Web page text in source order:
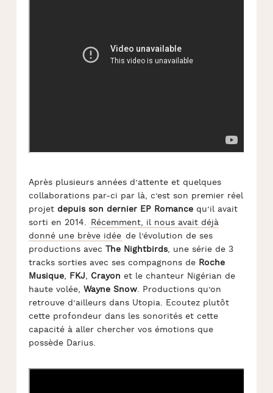
Après plusieurs années d’attente et quelques
collaborations par-ci par là, c’est son premier réel
projet depuis son dernier EP Romancequ’il avait
sorti en 2014. Récemment, il nous avait déjà
donné une brève idée de l’évolution de ses
productions avec The Nightbirds, une série de 3
tracks sorties avec ses compagnons de Roche
Musique, FKJ, Crayon et le chanteur Nigérian de
haute volée, Wayne Snow. Productions qu’on
retrouve d’ailleurs dans Utopia. Ecoutez plutôt
cette profondeur dans les sonorités et cette
capacité à aller chercher vos émotions que
possède Darius.